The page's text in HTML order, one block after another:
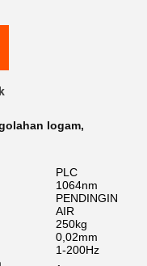
logam,
PLC
1064nm
PENDINGIN
AIR
250kg
0,02mm
1-200Hz